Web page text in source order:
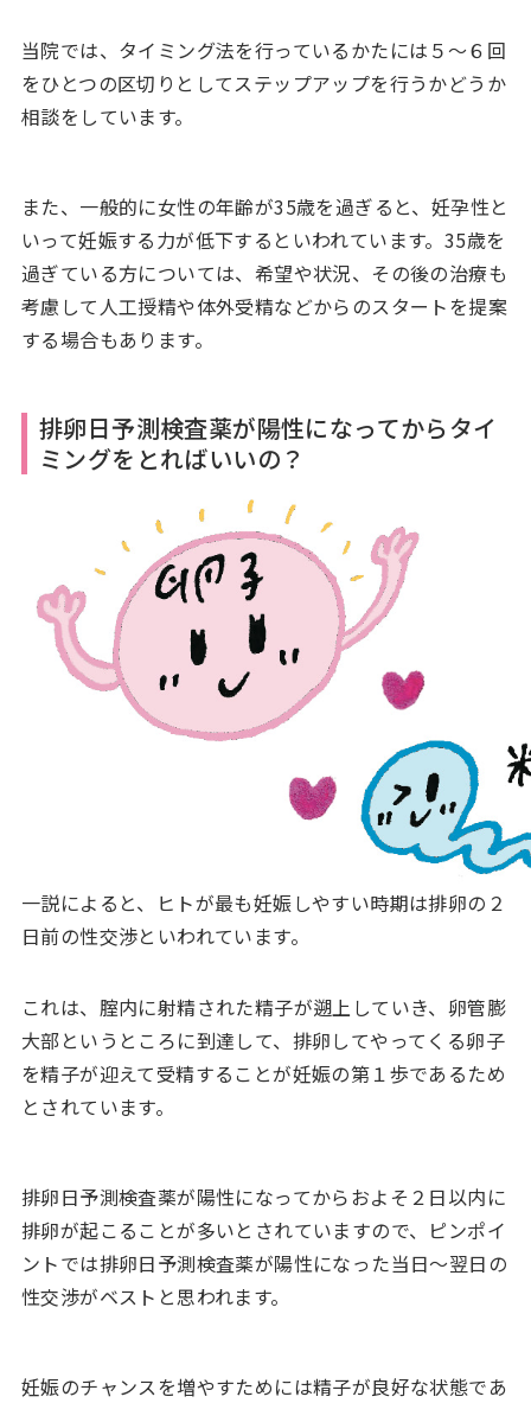
当院では、タイミング法を行っているかたには５～６回
をひとつの区切りとしてステップアップを行うかどうか
相談をしています。
また、一般的に女性の年齢が35歳を過ぎると、妊孕性と
いって妊娠する力が低下するといわれています。35歳を
過ぎている方については、希望や状況、その後の治療も
考慮して人工授精や体外受精などからのスタートを提案
する場合もあります。
排卵日予測検査薬が陽性になってからタイ
ミングをとればいいの？
一説によると、ヒトが最も妊娠しやすい時期は排卵の２
日前の性交渉といわれています。
これは、腟内に射精された精子が遡上していき、卵管膨
大部というところに到達して、排卵してやってくる卵子
を精子が迎えて受精することが妊娠の第１歩であるため
とされています。
排卵日予測検査薬が陽性になってからおよそ２日以内に
排卵が起こることが多いとされていますので、ピンポイ
ントでは排卵日予測検査薬が陽性になった当日～翌日の
性交渉がベストと思われます。
妊娠のチャンスを増やすためには精子が良好な状態であ